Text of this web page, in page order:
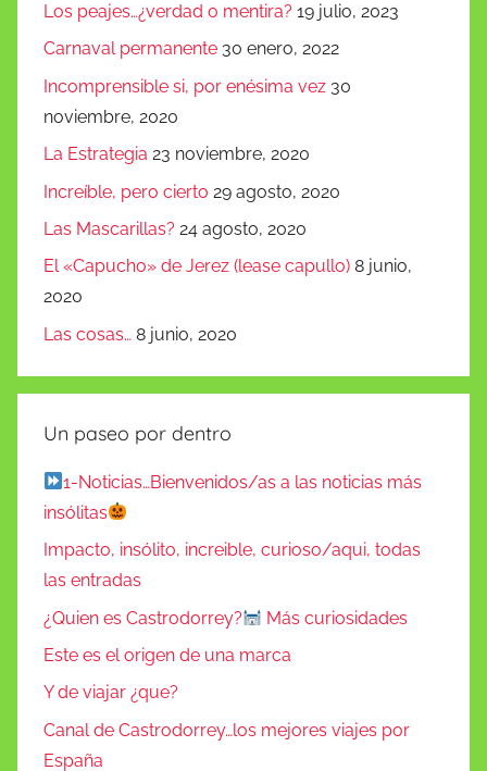
Los peajes…¿verdad o mentira? 19 julio, 2023
Carnaval permanente 30 enero, 2022
Incomprensible si, por enésima vez 30
noviembre, 2020
La Estrategia 23 noviembre, 2020
Increíble, pero cierto 29 agosto, 2020
Las Mascarillas? 24 agosto, 2020
El «Capucho» de Jerez (lease capullo) 8 junio,
2020
Las cosas… 8 junio, 2020
Un paseo por dentro
1-Noticias…Bienvenidos/as a las noticias más
insólitas
Impacto, insólito, increible, curioso/aqui, todas
las entradas
¿Quien es Castrodorrey?
Más curiosidades
Este es el origen de una marca
Y de viajar ¿que?
Canal de Castrodorrey…los mejores viajes por
España